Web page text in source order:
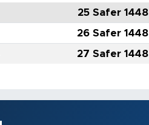
25 Safer 1448
26 Safer 1448
27 Safer 1448